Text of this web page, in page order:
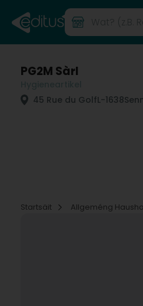
PG2M Sàrl
45 Rue du GolfL-1638
Startsäit
Allgeméng